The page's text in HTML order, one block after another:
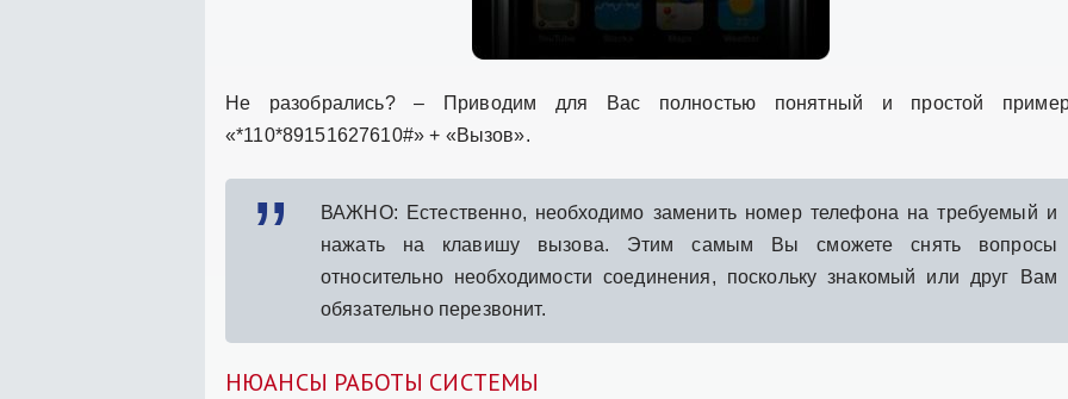
Не разобрались? – Приводим для Вас полностью понятный и простой
«*110*89151627610#» + «Вызов».
ВАЖНО: Естественно, необходимо заменить номер телефона на требуемый и
нажать на клавишу вызова. Этим самым Вы сможете снять вопросы
относительно необходимости соединения, поскольку знакомый или друг Вам
обязательно перезвонит.
НЮАНСЫ РАБОТЫ СИСТЕМЫ